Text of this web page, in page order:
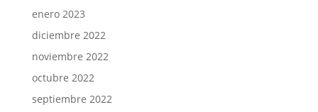
enero 2023
diciembre 2022
noviembre 2022
octubre 2022
septiembre 2022